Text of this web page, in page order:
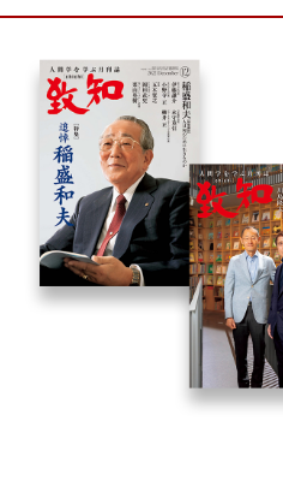
致知随想
葦津敬之 「宗像から世界へ」
石川 伸 「豆腐ですべての人を幸せ
古尾谷敏江 「夢を追い続けた女性
服部吉隆 「ダライ・ラマ法王に教
上田比呂志 「日本人の心にあった
梅守康之 「人が人を大切にする社
新春特別講演会グラビア
「致知と私」読者から寄せら
『心に響く小さな５つの物語